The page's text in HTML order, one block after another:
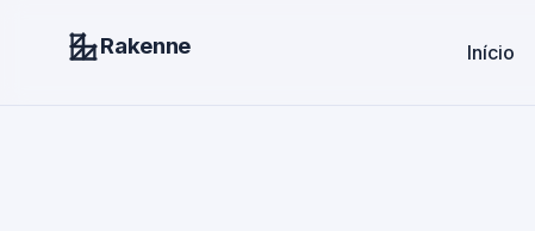
Rakenne Início